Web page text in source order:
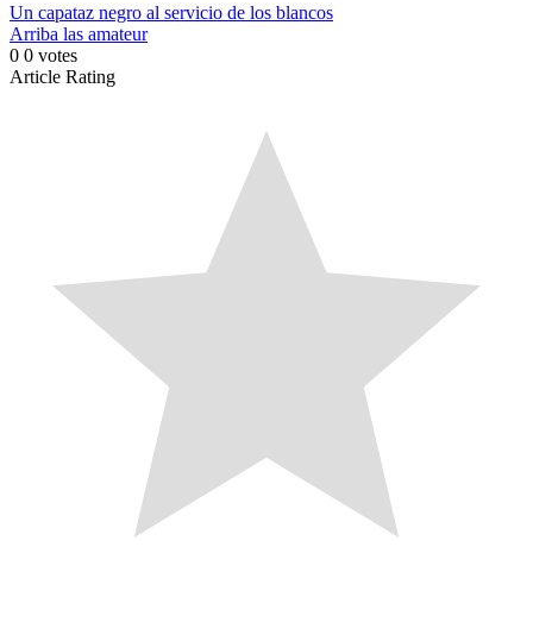
Un capataz negro al servicio de los blancos
Arriba las amateur
0 0 votes
Article Rating